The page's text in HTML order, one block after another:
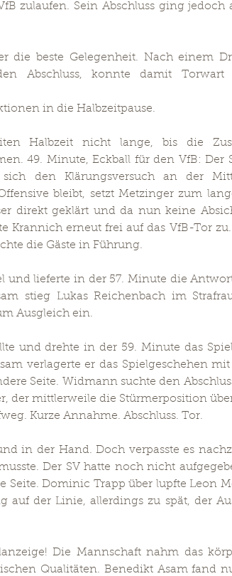
zulaufen. Sein Abschluss ging jedoch
die beste Gelegenheit. Nach einem
Abschluss, konnte damit Torwart
in die Halbzeitpause.
Halbzeit nicht lange, bis die
49. Minute, Eckball für den VfB: Der
den Klärungsversuch an der
bleibt, setzt Metzinger zum
direkt geklärt und da nun keine
Krannich erneut frei auf das VfB-Tor zu.
die Gäste in Führung.
und lieferte in der 57. Minute die
stieg Lukas Reichenbach im
Ausgleich ein.
und drehte in der 59. Minute das
verlagerte er das Spielgeschehen
Seite. Widmann suchte den
der mittlerweile die Stürmerposition
Kurze Annahme. Abschluss. Tor.
in der Hand. Doch verpasste es
Der SV hatte noch nicht
Seite. Dominic Trapp über lupfte Leon
auf der Linie, allerdings zu spät, der
Die Mannschaft nahm das
Qualitäten. Benedikt Asam fand